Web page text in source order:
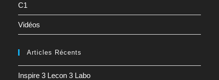
C1
Vidéos
Articles Récents
Inspire 3 Lecon 3 Labo